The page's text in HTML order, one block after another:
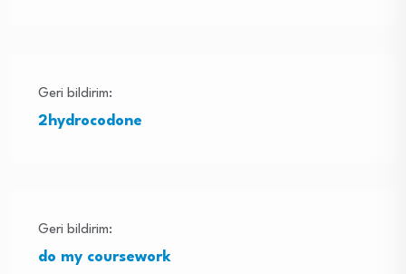
Geri bildirim:
2hydrocodone
Geri bildirim:
do my coursework